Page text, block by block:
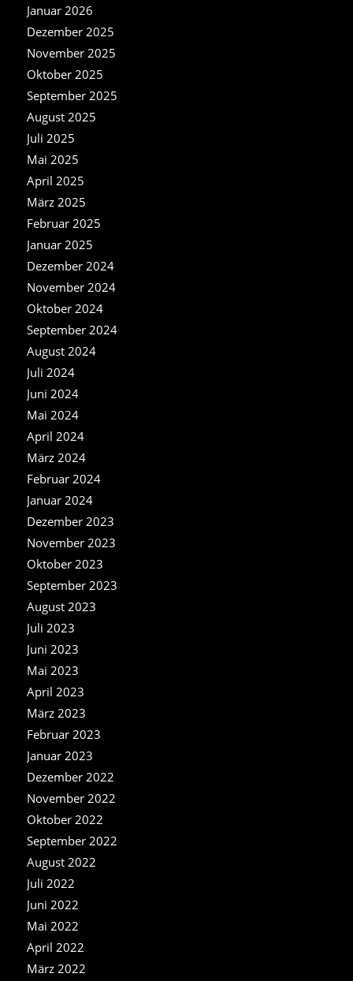
Januar 2026
Dezember 2025
November 2025
Oktober 2025
September 2025
August 2025
Juli 2025
Mai 2025
April 2025
März 2025
Februar 2025
Januar 2025
Dezember 2024
November 2024
Oktober 2024
September 2024
August 2024
Juli 2024
Juni 2024
Mai 2024
April 2024
März 2024
Februar 2024
Januar 2024
Dezember 2023
November 2023
Oktober 2023
September 2023
August 2023
Juli 2023
Juni 2023
Mai 2023
April 2023
März 2023
Februar 2023
Januar 2023
Dezember 2022
November 2022
Oktober 2022
September 2022
August 2022
Juli 2022
Juni 2022
Mai 2022
April 2022
März 2022